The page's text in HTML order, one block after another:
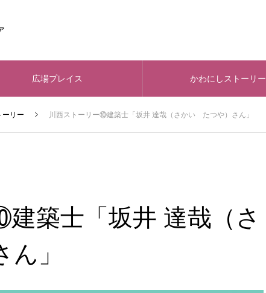
広場プレイス かわにしストーリー
ーリー 川西ストーリー⑩建築士「坂井 達哉（さかい たつや）さん」
築士「坂井 達哉（さ
」